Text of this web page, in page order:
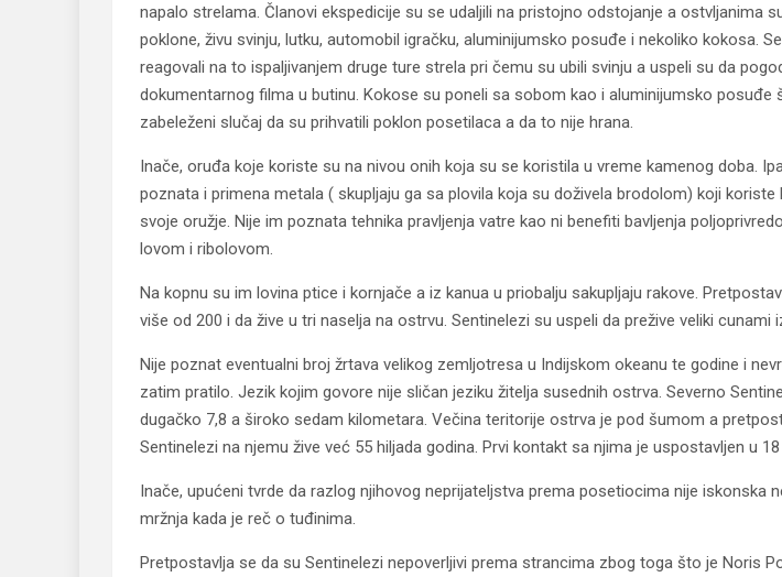
napalo strelama. Članovi ekspedicije su se udaljili na pristojno odstojanje a ostvljanima
poklone, živu svinju, lutku, automobil igračku, aluminijumsko posuđe i nekoliko kokosa.
reagovali na to ispaljivanjem druge ture strela pri čemu su ubili svinju a uspeli su da
dokumentarnog filma u butinu. Kokose su poneli sa sobom kao i aluminijumsko posuđe
zabeleženi slučaj da su prihvatili poklon posetilaca a da to nije hrana.
Inače, oruđa koje koriste su na nivou onih koja su se koristila u vreme kamenog doba.
poznata i primena metala ( skupljaju ga sa plovila koja su doživela brodolom) koji koriste
svoje oružje. Nije im poznata tehnika pravljenja vatre kao ni benefiti bavljenja
lovom i ribolovom.
Na kopnu su im lovina ptice i kornjače a iz kanua u priobalju sakupljaju rakove.
više od 200 i da žive u tri naselja na ostrvu. Sentinelezi su uspeli da prežive veliki cunami
Nije poznat eventualni broj žrtava velikog zemljotresa u Indijskom okeanu te godine i
zatim pratilo. Jezik kojim govore nije sličan jeziku žitelja susednih ostrva. Severno
dugačko 7,8 a široko sedam kilometara. Večina teritorije ostrva je pod šumom a
Sentinelezi na njemu žive već 55 hiljada godina. Prvi kontakt sa njima je uspostavljen u 18
Inače, upućeni tvrde da razlog njihovog neprijateljstva prema posetiocima nije iskonska
mržnja kada je reč o tuđinima.
Pretpostavlja se da su Sentinelezi nepoverljivi prema strancima zbog toga što je Noris